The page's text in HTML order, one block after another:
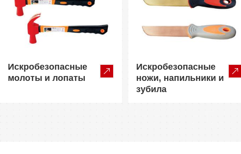
Искробезопасные
молоты и лопаты
Искробезопасные
ножи, напильники и
зубила